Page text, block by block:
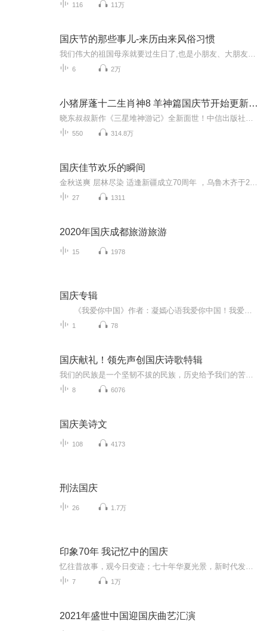
116 11万
国庆节的那些事儿-来历由来风俗习惯
6 2万
小猪屏蓬十二生肖神8 羊神篇国庆节开始更新啦！
550 314.8万
国庆佳节欢乐的瞬间
27 1311
2020年国庆成都旅游旅游
15 1978
国庆专辑
1 78
国庆献礼！领先声创国庆诗歌特辑
8 6076
国庆美诗文
108 4173
刑法国庆
26 1.7万
印象70年 我记忆中的国庆
7 1万
2021年盛世中国迎国庆曲艺汇演